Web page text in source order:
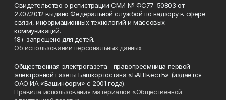
Свидетельство о регистрации СМИ № ФС77-50803 от
27.07.2012 выдано Федеральной службой по надзору в сфере
связи, информационных технологий и массовых
коммуникаций.
18+ запрещено для детей.
Об использовании персональных данных
Общественная электрогазета - правопреемница первой
электронной газеты Башкортостана «БАШвестЪ» (издается
ОАО ИА «Башинформ» с 2001 года).
Правила использования материалов «Общественной